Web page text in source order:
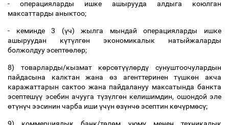
- операцияларды ишке ашырууда алдыга коюлган
максаттарды аныктоо;
- кеминде 3 (үч) жылга мындай операцияларды ишке
ашыруудан күтүлгөн экономикалык натыйжаларды
болжолдуу эсептөөлөр;
8) товарларды/кызмат көрсөтүүлөрдү сунуштоочулардын
пайдасына калктан жана өз агенттеринен түшкөн акча
каражаттарын сактоо жана пайдалануу максатында банкта
эсептешүү эсебин ачууга түзүлгөн келишимдин, ошондой эле
өтүнүч ээсинин чарба иши үчүн өзүнчөэсептин көчүрмөсү;